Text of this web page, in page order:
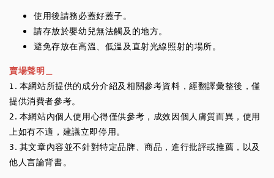
使用後請務必蓋好蓋子。
請存放於嬰幼兒無法觸及的地方。
避免存放在高溫、低溫及直射光線照射的場所。
賣場聲明＿
1. 本網站所提供的成分介紹及相關參考資料，經翻譯彙整後，僅
提供消費者參考。
2. 本網站內個人使用心得僅供參考，成效因個人膚質而異，使用
上如有不適，建議立即停用。
3. 其文章內容並不針對特定品牌、商品，進行批評或推薦，以及
他人言論背書。